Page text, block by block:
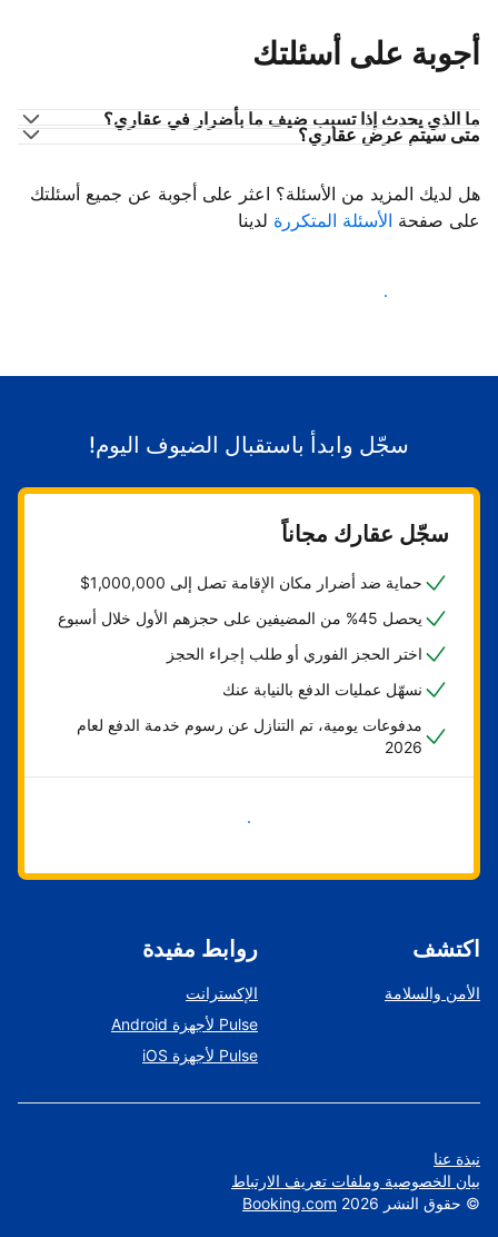
أجوبة على أسئلتك
ما الذي يحدث إذا تسبب ضيف ما بأضرار في عقاري؟
متى سيتم عرض عقاري؟
هل لديك المزيد من الأسئلة؟ اعثر على أجوبة عن جميع أسئلتك
على صفحة الأسئلة المتكررة لدينا
ابدأ باستقبال الضيوف
سجّل وابدأ باستقبال الضيوف اليوم!
سجّل عقارك مجاناً
حماية ضد أضرار مكان الإقامة تصل إلى 1,000,000$
يحصل 45% من المضيفين على حجزهم الأول خلال أسبوع
اختر الحجز الفوري أو طلب إجراء الحجز
نسهّل عمليات الدفع بالنيابة عنك
مدفوعات يومية، تم التنازل عن رسوم خدمة الدفع لعام
2026
ابدأ الآن
اكتشف
الأمن والسلامة
روابط مفيدة
الإكسترانت
Pulse لأجهزة Android
Pulse لأجهزة iOS
نبذة عنا
بيان الخصوصية وملفات تعريف الارتباط
© حقوق النشر Booking.com 2026